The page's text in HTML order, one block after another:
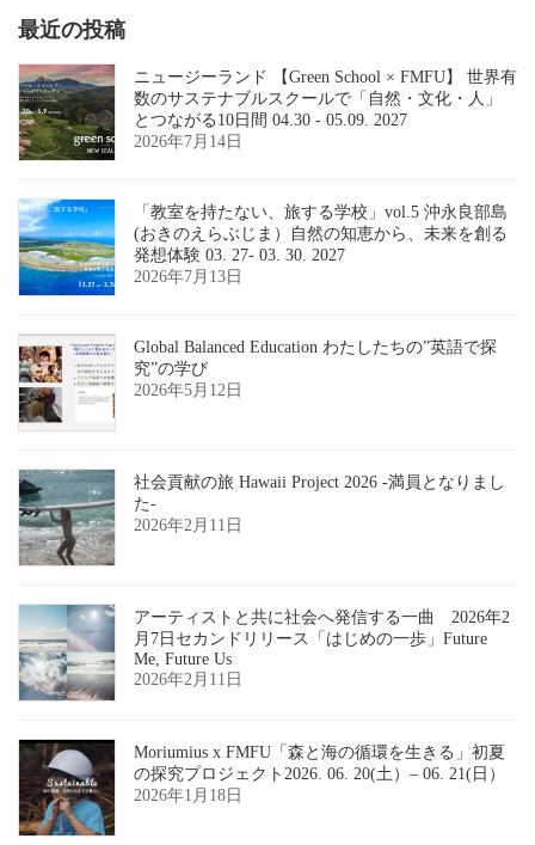
最近の投稿
ニュージーランド 【Green School × FMFU】 世界有
数のサステナブルスクールで「自然・文化・人」
とつながる10日間 04.30 - 05.09. 2027
2026年7月14日
「教室を持たない、旅する学校」vol.5 沖永良部島
(おきのえらぶじま）自然の知恵から、未来を創る
発想体験 03. 27- 03. 30. 2027
2026年7月13日
Global Balanced Education わたしたちの”英語で探
究”の学び
2026年5月12日
社会貢献の旅 Hawaii Project 2026 -満員となりまし
た-
2026年2月11日
アーティストと共に社会へ発信する一曲 2026年2
月7日セカンドリリース「はじめの一歩」Future
Me, Future Us
2026年2月11日
Moriumius x FMFU「森と海の循環を生きる」初夏
の探究プロジェクト2026. 06. 20(土）– 06. 21(日）
2026年1月18日